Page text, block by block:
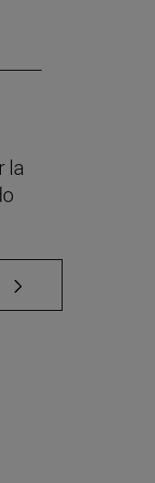
la
TAB para desplazarse.